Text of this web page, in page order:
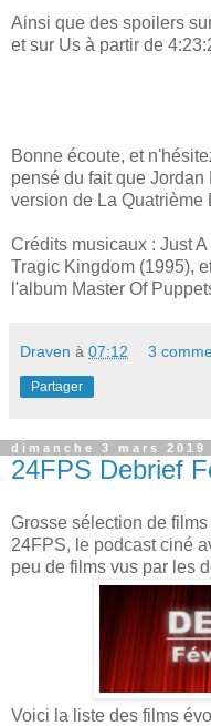
Ainsi que des spoilers
et sur Us à partir de
Bonne écoute, et
pensé du fait que
version de La Quatrième
Crédits musicaux : Just
Tragic Kingdom (1995),
l'album Master Of
Draven à 07:12 3
Partager
dimanche 3 mars 2019
24FPS Debrief
Grosse sélection de
24FPS, le podcast ciné
peu de films vus par les
Voici la liste des films